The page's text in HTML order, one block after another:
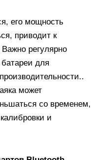
его мощность
приводит к
регулярно
для
может
со временем,
и